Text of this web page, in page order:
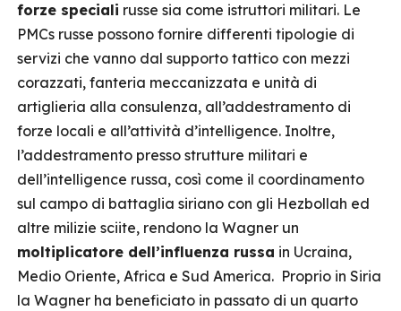
forze speciali russe sia come istruttori militari. Le
PMCs russe possono fornire differenti tipologie di
servizi che vanno dal supporto tattico con mezzi
corazzati, fanteria meccanizzata e unità di
artiglieria alla consulenza, all’addestramento di
forze locali e all’attività d’intelligence. Inoltre,
l’addestramento presso strutture militari e
dell’intelligence russa, così come il coordinamento
sul campo di battaglia siriano con gli Hezbollah ed
altre milizie sciite, rendono la Wagner un
moltiplicatore dell’influenza russa in Ucraina,
Medio Oriente, Africa e Sud America. Proprio in Siria
la Wagner ha beneficiato in passato di un quarto